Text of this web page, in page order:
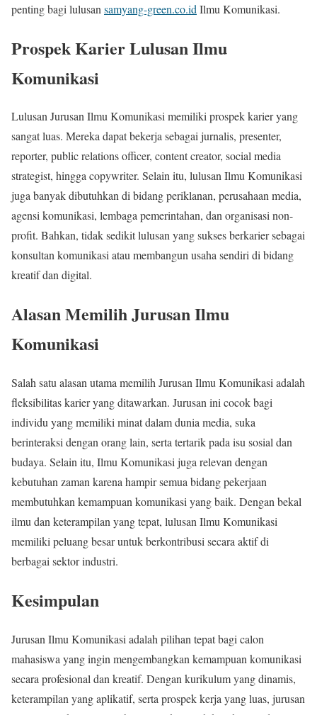
penting bagi lulusan samyang-green.co.id Ilmu Komunikasi.
Prospek Karier Lulusan Ilmu
Komunikasi
Lulusan Jurusan Ilmu Komunikasi memiliki prospek karier yang
sangat luas. Mereka dapat bekerja sebagai jurnalis, presenter,
reporter, public relations officer, content creator, social media
strategist, hingga copywriter. Selain itu, lulusan Ilmu Komunikasi
juga banyak dibutuhkan di bidang periklanan, perusahaan media,
agensi komunikasi, lembaga pemerintahan, dan organisasi non-
profit. Bahkan, tidak sedikit lulusan yang sukses berkarier sebagai
konsultan komunikasi atau membangun usaha sendiri di bidang
kreatif dan digital.
Alasan Memilih Jurusan Ilmu
Komunikasi
Salah satu alasan utama memilih Jurusan Ilmu Komunikasi adalah
fleksibilitas karier yang ditawarkan. Jurusan ini cocok bagi
individu yang memiliki minat dalam dunia media, suka
berinteraksi dengan orang lain, serta tertarik pada isu sosial dan
budaya. Selain itu, Ilmu Komunikasi juga relevan dengan
kebutuhan zaman karena hampir semua bidang pekerjaan
membutuhkan kemampuan komunikasi yang baik. Dengan bekal
ilmu dan keterampilan yang tepat, lulusan Ilmu Komunikasi
memiliki peluang besar untuk berkontribusi secara aktif di
berbagai sektor industri.
Kesimpulan
Jurusan Ilmu Komunikasi adalah pilihan tepat bagi calon
mahasiswa yang ingin mengembangkan kemampuan komunikasi
secara profesional dan kreatif. Dengan kurikulum yang dinamis,
keterampilan yang aplikatif, serta prospek kerja yang luas, jurusan